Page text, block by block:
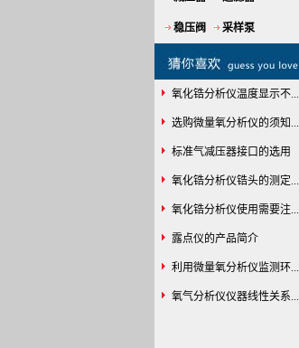
稳压阀 采样泵
氧化锆分析仪温度显示不...
选购微量氧分析仪的须知...
标准气减压器接口的选用
氧化锆分析仪锆头的测定...
氧化锆分析仪使用需要注...
露点仪的产品简介
利用微量氧分析仪监测环...
氧气分析仪仪器线性关系...